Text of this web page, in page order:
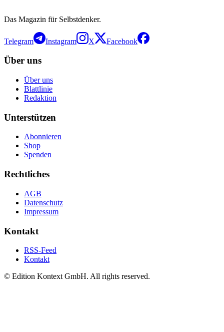
Das Magazin für Selbstdenker.
Telegram Instagram X Facebook
Über uns
Über uns
Blattlinie
Redaktion
Unterstützen
Abonnieren
Shop
Spenden
Rechtliches
AGB
Datenschutz
Impressum
Kontakt
RSS-Feed
Kontakt
© Edition Kontext GmbH. All rights reserved.